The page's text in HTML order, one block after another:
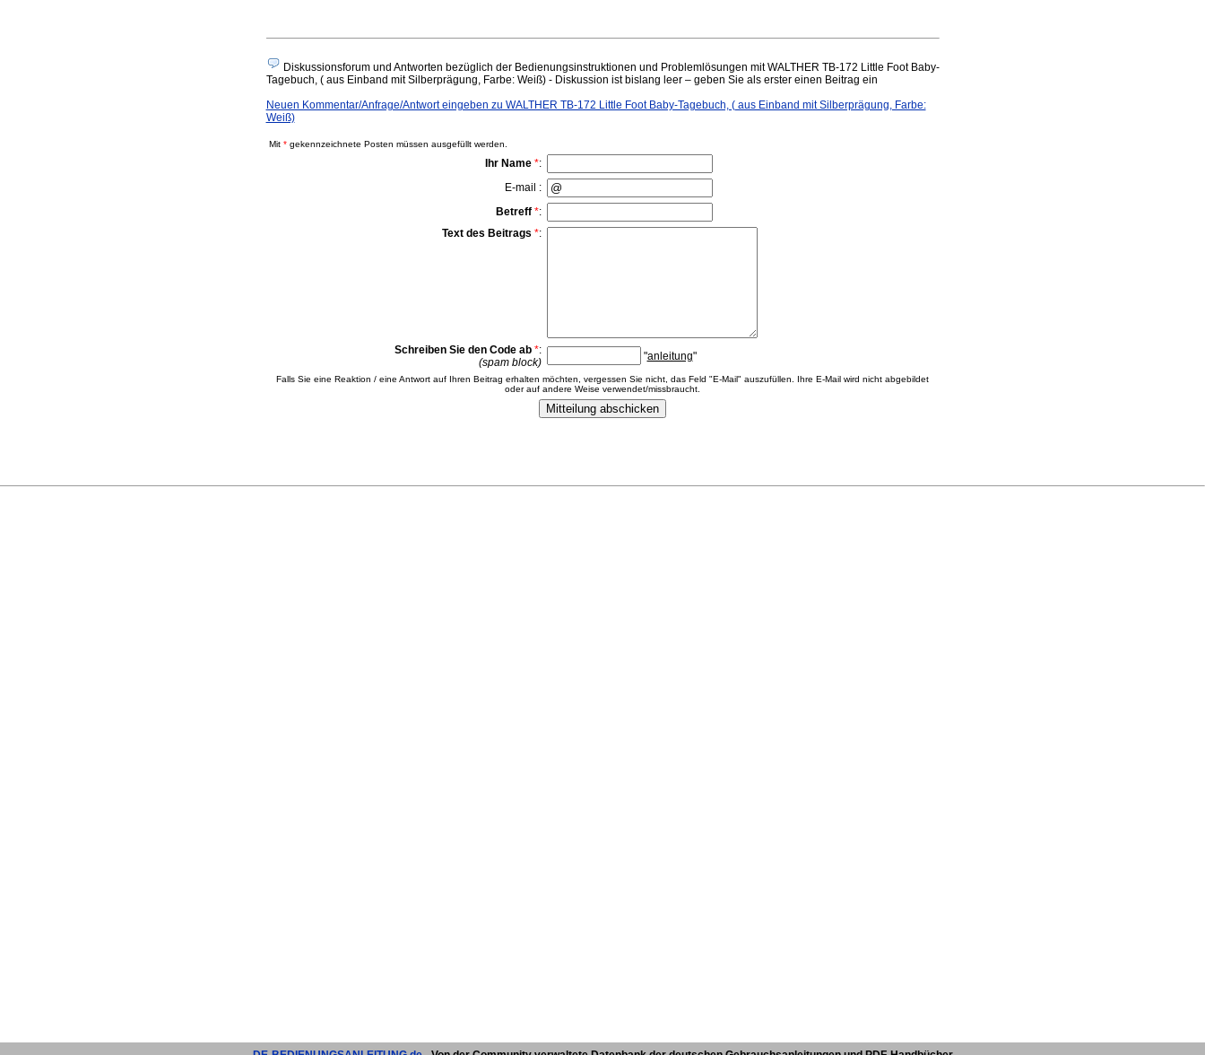
Diskussionsforum und Antworten bezüglich der Bedienungsinstruktionen und Problemlösungen mit WALTHER TB-172 Little Foot Baby-
Tagebuch, ( aus Einband mit Silberprägung, Farbe: Weiß) - Diskussion ist bislang leer – geben Sie als erster einen Beitrag ein
Neuen Kommentar/Anfrage/Antwort eingeben zu WALTHER TB-172 Little Foot Baby-Tagebuch, ( aus Einband mit Silberprägung, Farbe:
Weiß)
Mit *gekennzeichnete Posten müssen ausgefüllt werden.
Ihr Name *:
E-mail :
Betreff *:
Text des Beitrags *:
Schreiben Sie den Code ab *:
(spam block)
"anleitung"
Falls Sie eine Reaktion / eine Antwort auf Ihren Beitrag erhalten möchten, vergessen Sie nicht, das Feld "E-Mail" auszufüllen. Ihre E-Mail wird nicht abgebildet
oder auf andere Weise verwendet/missbraucht.